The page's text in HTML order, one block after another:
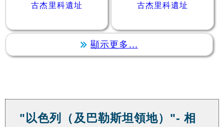
古杰里科遺址 古杰里科遺址
顯示更多...
"以色列（及巴勒斯坦領地）"- 相